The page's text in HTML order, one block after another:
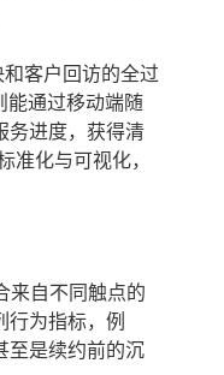
客户回访的全过
能通过移动端随
务进度，获得清
准化与可视化，
来自不同触点的
行为指标，例
至是续约前的沉